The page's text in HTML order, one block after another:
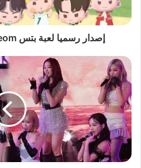
إصدار رسميا لعبة بتس BTS Island in the Seom